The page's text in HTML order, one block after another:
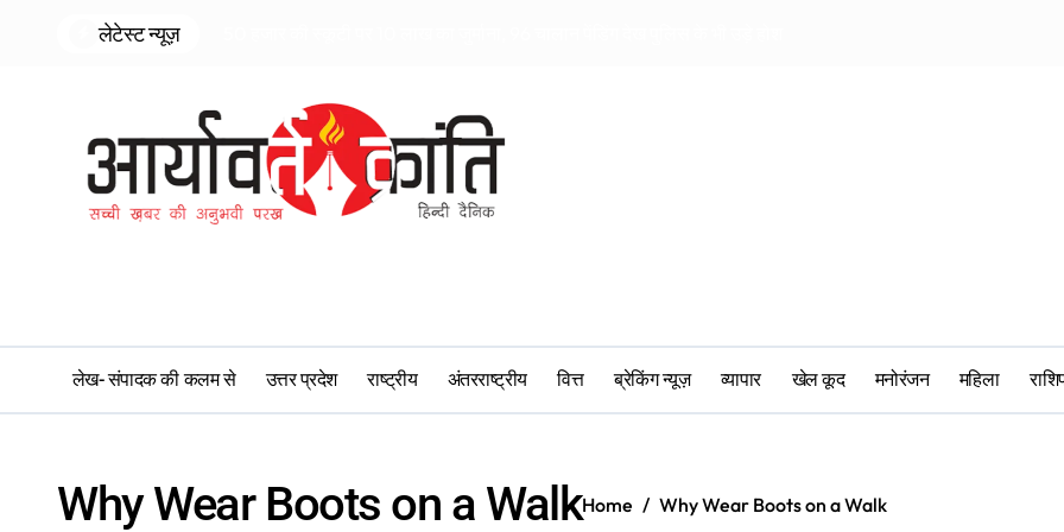
लेटेस्ट न्यूज़
लेख- संपादक की कलम से उत्तर प्रदेश राष्ट्रीय अंतरराष्ट्रीय वित्त ब्रेकिंग न्यूज़ व्यापार खेल कूद मनोरंजन महिला
Why Wear Boots on a WalkHome Why Wear Boots on a Walk